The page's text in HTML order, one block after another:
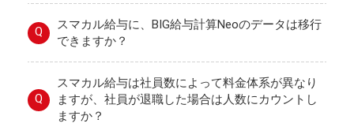
Q
スマカル給与に、BIG給与計算Neoのデータは移行
できますか？
Q
スマカル給与は社員数によって料金体系が異なり
ますが、社員が退職した場合は人数にカウントし
ますか？